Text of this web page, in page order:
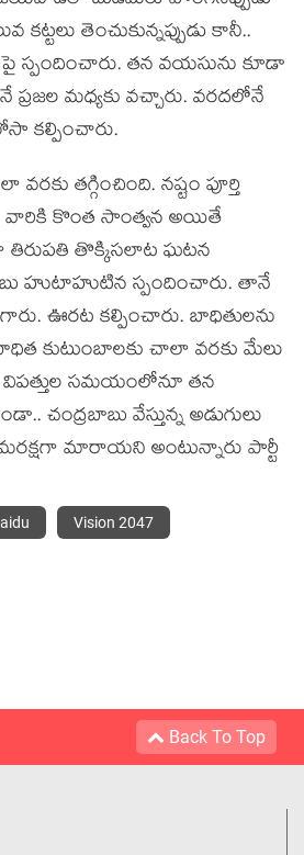
క‌ట్ట‌లు తెంచుకున్న‌ప్పుడు కానీ..
త‌న వ‌య‌సును కూడా
మ‌ధ్య‌కు వ‌చ్చారు. వ‌ర‌ద‌లోనే
క‌ల్పించారు.
త‌గ్గించింది. న‌ష్టం పూర్తి
కొంత సాంత్వన అయితే
తిరుప‌తి తొక్కిస‌లాట ఘ‌ట‌న
హుటాహుటిన స్పందించారు. తానే
ఊర‌ట క‌ల్పించారు. బాధితుల‌ను
కుటుంబాల‌కు చాలా వ‌ర‌కు మేలు
స‌మ‌యంలోనూ త‌న
చంద్ర‌బాబు వేస్తున్న అడుగులు
మారాయ‌ని అంటున్నారు పార్టీ
Vision 2047
Back To Top